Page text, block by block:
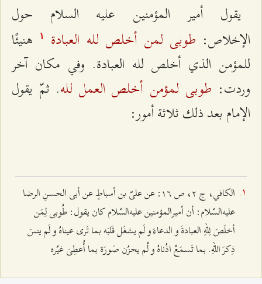
يقول أمير المؤمنين عليه السلام حول
الإخلاص: طوبى لمن أخلص لله العبادة ۱
هنيئًا
للمؤمن الذي أخلص لله العبادة. وفي مكان آخر
وردت: طوبى لمؤمن أخلص العمل لله. ثمّ يقول
الإمام بعد ذلك ثلاثة أمور:
الكافي، ج ٢، ص ۱٦: عن علىّ بن أسباطٍ عن أبى الحسنِ الرضا
عليه‌السّلام: أن أميرالمؤمنين عليه‌السّلام كان يقول: طُوبى لِمَن
أخلَصَ لِلّهِ العبادةَ و الدعاءَ و لَم يشغَل قَلبَه بما تَرى عيناهُ و لَم ينسَ
ذِكرَ اللهِ. بما تَسمَعُ اذُناهُ و لُم يحزُن صَورَة بما أُعطِىَ غيُره